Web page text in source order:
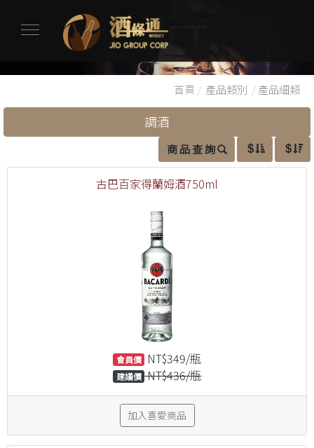
首頁 / 產品類別 /產品細類
調酒
商 品 查 詢
古巴百家得蘭姆酒750ml
會員價 NT$349/瓶
建議價 NT$436/瓶
加入喜愛商品